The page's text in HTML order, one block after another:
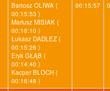
Bartosz OLIWA (
00:15:53 )
Mariusz MISIAK (
00:18:10 )
Łukasz DADLEZ (
00:15:26 )
Eryk GŁĄB (
00:14:40 )
Kacper BLOCH (
00:16:48 )
00:15:57